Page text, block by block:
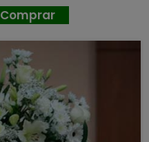
Comprar